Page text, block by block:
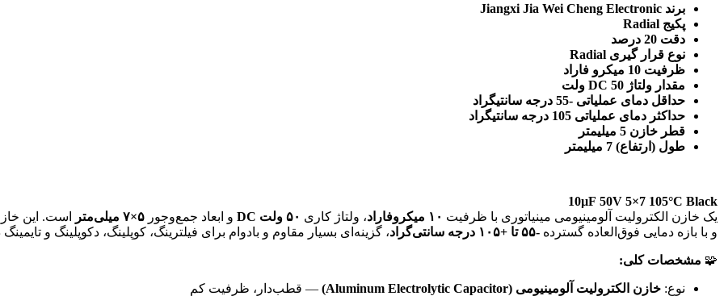
برند Jiangxi Jia Wei Cheng Electronic
پکیج Radial
دقت 20 درصد
نوع قرار گیری Radial
ظرفیت 10 میکرو فاراد
مقدار ولتاژ DC 50 ولت
حداقل دمای عملیاتی -55 درجه سانتیگراد
حداکثر دمای عملیاتی 105 درجه سانتیگراد
قطر خازن 5 میلیمتر
طول (ارتفاع) 7 میلیمتر
10µF 50V 5×7 105°C Black
یک خازن الکترولیت آلومینیومی مینیاتوری با ظرفیت ۱۰ میکروفاراد ، ولتاژ کاری ۵۰ ولت DC و ابعاد جمع‌وجور ۵×۷ میلی‌متر
و با بازه دمایی فوق‌العاده گسترده -۵۵ تا +۱۰۵ درجه سانتی‌گراد ، گزینه‌ای بسیار مقاوم و بادوام برای فیلترینگ، کوپلینگ، دکوپلینگ و
🧩 مشخصات کلی:
نوع: خازن الکترولیت آلومینیومی (Aluminum Electrolytic Capacitor) — قطب‌دار، ظرفیت کم